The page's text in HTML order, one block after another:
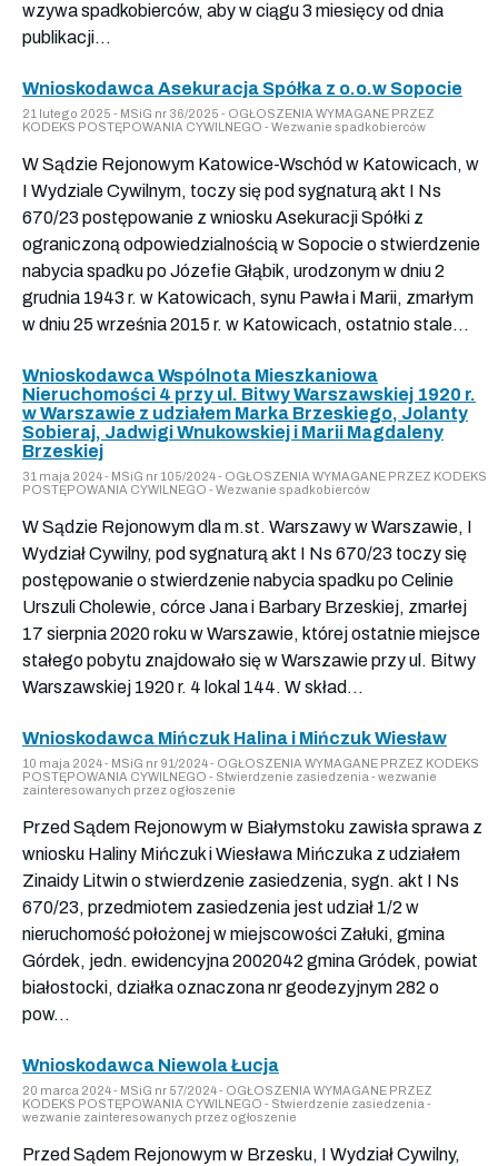
wzywa spadkobierców, aby w ciągu 3 miesięcy od dnia
publikacji...
Wnioskodawca Asekuracja Spółka z o.o.w Sopocie
21 lutego 2025 - MSiG nr 36/2025 - OGŁOSZENIA WYMAGANE PRZEZ
KODEKS POSTĘPOWANIA CYWILNEGO - Wezwanie spadkobierców
W Sądzie Rejonowym Katowice-Wschód w Katowicach, w
I Wydziale Cywilnym, toczy się pod sygnaturą akt I Ns
670/23 postępowanie z wniosku Asekuracji Spółki z
ograniczoną odpowiedzialnością w Sopocie o stwierdzenie
nabycia spadku po Józefie Głąbik, urodzonym w dniu 2
grudnia 1943 r. w Katowicach, synu Pawła i Marii, zmarłym
w dniu 25 września 2015 r. w Katowicach, ostatnio stale...
Wnioskodawca Wspólnota Mieszkaniowa
Nieruchomości 4 przy ul. Bitwy Warszawskiej 1920 r.
w Warszawie z udziałem Marka Brzeskiego, Jolanty
Sobieraj, Jadwigi Wnukowskiej i Marii Magdaleny
Brzeskiej
31 maja 2024 - MSiG nr 105/2024 - OGŁOSZENIA WYMAGANE PRZEZ KODEKS
POSTĘPOWANIA CYWILNEGO - Wezwanie spadkobierców
W Sądzie Rejonowym dla m.st. Warszawy w Warszawie, I
Wydział Cywilny, pod sygnaturą akt I Ns 670/23 toczy się
postępowanie o stwierdzenie nabycia spadku po Celinie
Urszuli Cholewie, córce Jana i Barbary Brzeskiej, zmarłej
17 sierpnia 2020 roku w Warszawie, której ostatnie miejsce
stałego pobytu znajdowało się w Warszawie przy ul. Bitwy
Warszawskiej 1920 r. 4 lokal 144. W skład...
Wnioskodawca Mińczuk Halina i Mińczuk Wiesław
10 maja 2024 - MSiG nr 91/2024 - OGŁOSZENIA WYMAGANE PRZEZ KODEKS
POSTĘPOWANIA CYWILNEGO - Stwierdzenie zasiedzenia - wezwanie
zainteresowanych przez ogłoszenie
Przed Sądem Rejonowym w Białymstoku zawisła sprawa z
wniosku Haliny Mińczuk i Wiesława Mińczuka z udziałem
Zinaidy Litwin o stwierdzenie zasiedzenia, sygn. akt I Ns
670/23, przedmiotem zasiedzenia jest udział 1/2 w
nieruchomość położonej w miejscowości Załuki, gmina
Górdek, jedn. ewidencyjna 2002042 gmina Gródek, powiat
białostocki, działka oznaczona nr geodezyjnym 282 o
pow...
Wnioskodawca Niewola Łucja
20 marca 2024 - MSiG nr 57/2024 - OGŁOSZENIA WYMAGANE PRZEZ
KODEKS POSTĘPOWANIA CYWILNEGO - Stwierdzenie zasiedzenia -
wezwanie zainteresowanych przez ogłoszenie
Przed Sądem Rejonowym w Brzesku, I Wydział Cywilny,